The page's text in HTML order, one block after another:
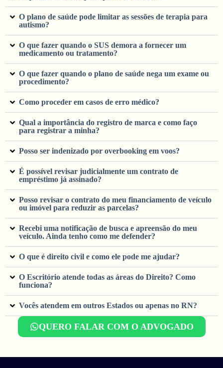
O plano de saúde pode limitar as sessões de terapia para
autismo?
O que fazer quando o SUS demora a fornecer um
medicamento ou tratamento?
O que fazer quando o plano de saúde nega um exame ou
procedimento?
Como proceder em casos de erro médico?
Qual a importância do registro de marca e como faço
para registrar a minha?
Posso ser indenizado por overbooking em voos?
É possível revisar judicialmente um contrato de
empréstimo já assinado?
Posso revisar o contrato do meu financiamento de veículo
ou imóvel para reduzir as parcelas?
Recebi uma notificação de busca e apreensão do meu
veículo. Ainda tenho como me defender?
O que é direito civil e como ele pode me ajudar?
O Escritório atende todas as áreas do Direito? Como
funciona?
Vocês atendem em outros Estados ou apenas no RN?
QUERO FALAR COM O ADVOGADO